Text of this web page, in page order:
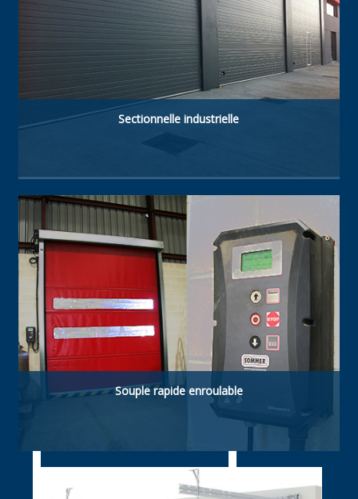
Sectionnelle industrielle
Type de porte à haute technologie. Fabriquée
avec panneaux sandwich isolés acier-
polyuréthane de 40 mm. Résistante, à haute
isolation thermique et étanche.
Souple rapide enroulable
Souple rapide enroulable. ldéelle pour
applications agroalimentaires